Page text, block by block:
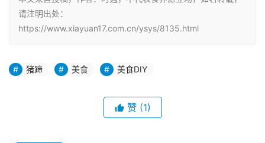
请注明出处：
https://www.xiayuan17.com.cn/ysys/8135.html
猪蹄 美食 美食DIY
赞 (1)